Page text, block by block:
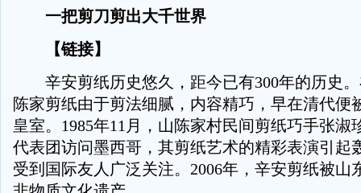
一把剪刀剪出大千世界
【链接】
辛安剪纸历史悠久，距今已有300年的历史。
陈家剪纸由于剪法细腻，内容精巧，早在清代便
皇室。1985年11月，山陈家村民间剪纸巧手张淑
代表团访问墨西哥，其剪纸艺术的精彩表演引起
受到国际友人广泛关注。2006年，辛安剪纸被山